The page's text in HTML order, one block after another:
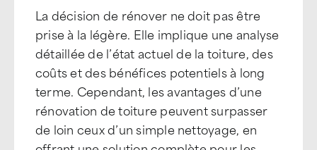
La décision de rénover ne doit pas être
prise à la légère. Elle implique une analyse
détaillée de l’état actuel de la toiture, des
coûts et des bénéfices potentiels à long
terme. Cependant, les avantages d’une
rénovation de toiture peuvent surpasser
de loin ceux d’un simple nettoyage, en